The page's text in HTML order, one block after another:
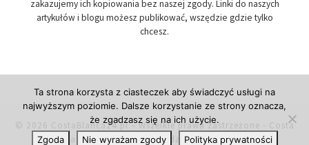
zakazujemy ich kopiowania bez naszej zgody. Linki do naszych
artykułów i blogu możesz publikować, wszędzie gdzie tylko
chcesz.
© 2026 CostaBlanca24.pl– Wszelkie prawa zastrzeżone - Costa
Blanca w Hiszpanii, przydatne informacje.
Ta strona korzysta z ciasteczek aby świadczyć usługi na
najwyższym poziomie. Dalsze korzystanie ze strony oznacza,
że zgadzasz się na ich użycie.
Zgoda
Nie wyrażam zgody Polityka prywatności